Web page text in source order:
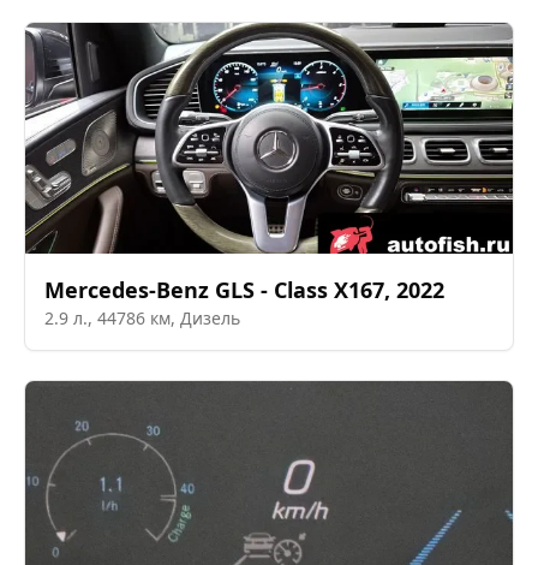
Mercedes-Benz GLS - Class X167, 2022
2.9 л., 44786 км, Дизель